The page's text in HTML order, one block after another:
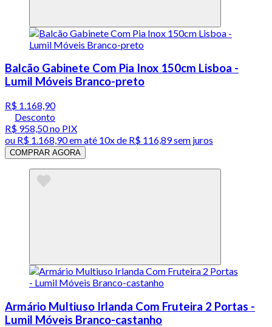
Balcão Gabinete Com Pia Inox 150cm Lisboa -
Lumil Móveis Branco-preto
R$ 1.168,90
Desconto
R$ 958,50no PIX
ou R$ 1.168,90em até 10x de R$ 116,89 sem juros
COMPRAR AGORA
Armário Multiuso Irlanda Com Fruteira 2 Portas -
Lumil Móveis Branco-castanho